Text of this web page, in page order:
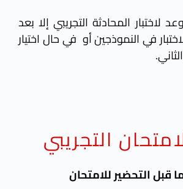
لاختبار المحادثة التجريبي إلا بعد
في النموذجين أو في حال اختيار
التجريبي
قبل التحضير للامتحان